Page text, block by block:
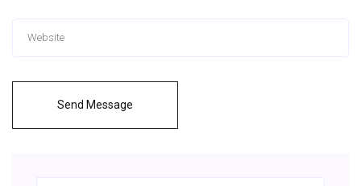
Send Message